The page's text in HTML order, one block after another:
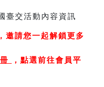
邀請您一起解鎖更多
， 點選前往會員平